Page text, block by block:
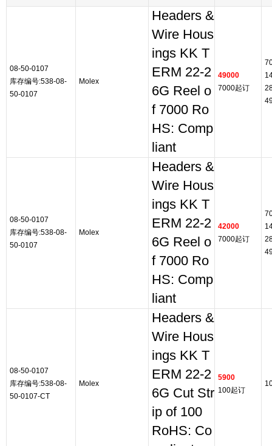
08-50-0107
库存编号:538-08-
50-0107
Molex
Headers &
Wire Hous
ings KK T
ERM 22-2
6G Reel o
f 7000 Ro
HS: Comp
liant
49000
7000起订
08-50-0107
库存编号:538-08-
50-0107
Molex
Headers &
Wire Hous
ings KK T
ERM 22-2
6G Reel o
f 7000 Ro
HS: Comp
liant
42000
7000起订
08-50-0107
库存编号:538-08-
50-0107-CT
Molex
Headers &
Wire Hous
ings KK T
ERM 22-2
6G Cut Str
ip of 100
RoHS: Co
5900
100起订